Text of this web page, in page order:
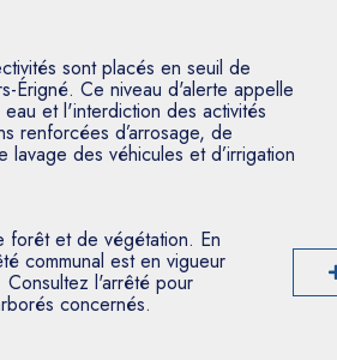
sont placés en seuil de
Érigné. Ce niveau d'alerte appelle
et l'interdiction des activités
renforcées d’arrosage, de
des véhicules et d’irrigation
et de végétation. En
communal est en vigueur
l'arrêté pour
concernés.